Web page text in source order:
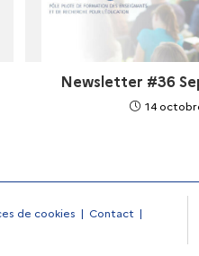
Newsletter #36
14
de cookies
Contact